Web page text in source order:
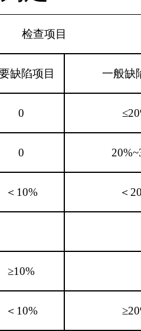
检查项目
缺陷项目 一般缺
0
0
＜10% ＜
≥10%
＜10%